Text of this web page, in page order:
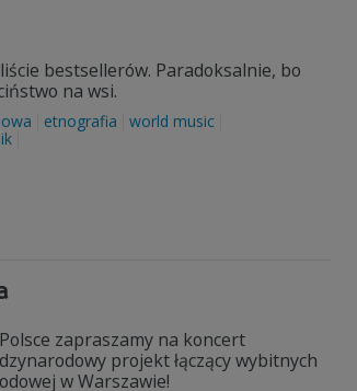
bestsellerów. Paradoksalnie, bo
na wsi.
etnografia
world music
zapraszamy na koncert
projekt łączący wybitnych
w Warszawie!